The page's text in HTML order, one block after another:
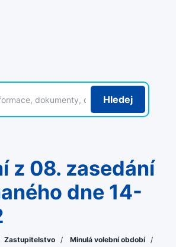
Hledej
dne 14-
Zastupitelstvo / Minulá volební období /